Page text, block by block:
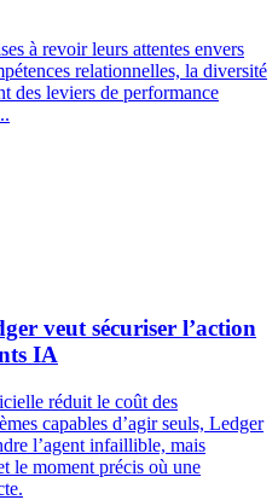
à revoir leurs attentes envers
relationnelles, la diversité
des leviers de performance
veut sécuriser l’action
IA
réduit le coût des
capables d’agir seuls, Ledger
l’agent infaillible, mais
le moment précis où une